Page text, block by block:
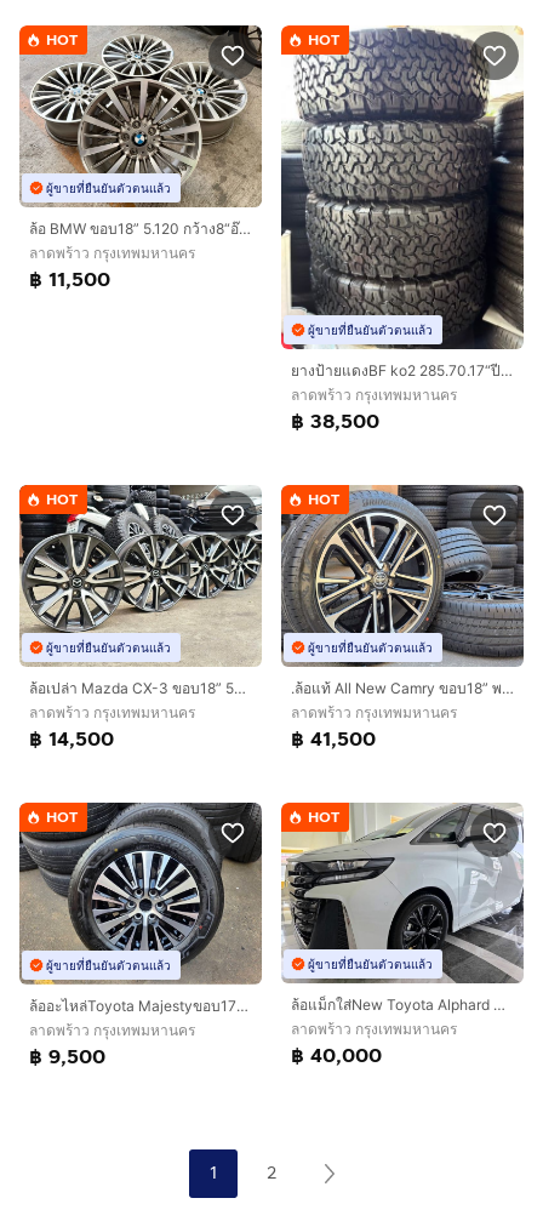
HOT
ผู้ขายที่ยืนยันตัวตนแล้ว
ล้อ BMW ขอบ18” 5.120 กว้าง8“อ๊อฟ34
ลาดพร้าว กรุงเทพมหานคร
฿ 11,500
HOT
ผู้ขายที่ยืนยันตัวตนแล้ว
ยางป้ายแดงBF ko2 285.70.17“ปี26
ลาดพร้าว กรุงเทพมหานคร
฿ 38,500
HOT
ผู้ขายที่ยืนยันตัวตนแล้ว
ล้อเปล่า Mazda CX-3 ขอบ18” 5รู114.3
ลาดพร้าว กรุงเทพมหานคร
฿ 14,500
HOT
ผู้ขายที่ยืนยันตัวตนแล้ว
.ล้อแท้ All New Camry ขอบ18” พร้อมยางปริสโตน ปี25
ลาดพร้าว กรุงเทพมหานคร
฿ 41,500
HOT
ผู้ขายที่ยืนยันตัวตนแล้ว
ล้ออะไหล่Toyota Majestyขอบ17“6รู130
ลาดพร้าว กรุงเทพมหานคร
฿ 9,500
HOT
ผู้ขายที่ยืนยันตัวตนแล้ว
ล้อแม็กใส่New Toyota Alphard Sc40
ลาดพร้าว กรุงเทพมหานคร
฿ 40,000
1 2